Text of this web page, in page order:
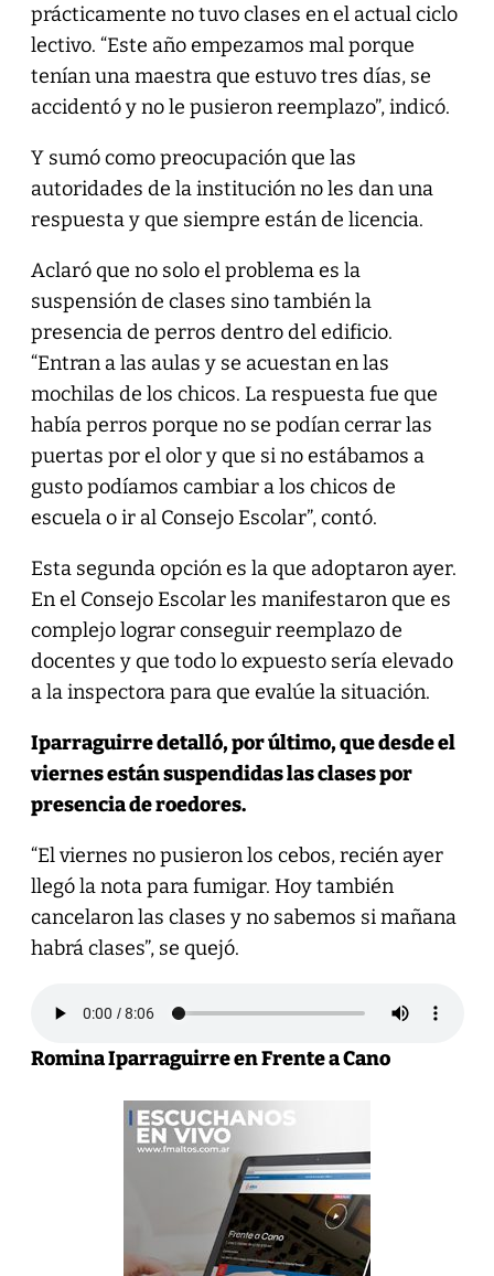
prácticamente no tuvo clases en el actual ciclo
lectivo. “Este año empezamos mal porque
tenían una maestra que estuvo tres días, se
accidentó y no le pusieron reemplazo”, indicó.
Y sumó como preocupación que las
autoridades de la institución no les dan una
respuesta y que siempre están de licencia.
Aclaró que no solo el problema es la
suspensión de clases sino también la
presencia de perros dentro del edificio.
“Entran a las aulas y se acuestan en las
mochilas de los chicos. La respuesta fue que
había perros porque no se podían cerrar las
puertas por el olor y que si no estábamos a
gusto podíamos cambiar a los chicos de
escuela o ir al Consejo Escolar”, contó.
Esta segunda opción es la que adoptaron ayer.
En el Consejo Escolar les manifestaron que es
complejo lograr conseguir reemplazo de
docentes y que todo lo expuesto sería elevado
a la inspectora para que evalúe la situación.
Iparraguirre detalló, por último, que desde el
viernes están suspendidas las clases por
presencia de roedores.
“El viernes no pusieron los cebos, recién ayer
llegó la nota para fumigar. Hoy también
cancelaron las clases y no sabemos si mañana
habrá clases”, se quejó.
Romina Iparraguirre en Frente a Cano